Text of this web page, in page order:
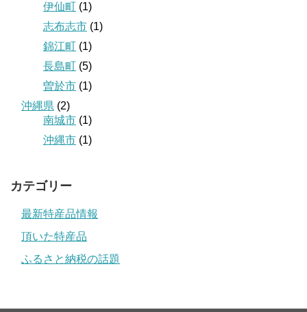
伊仙町 (1)
志布志市 (1)
錦江町 (1)
長島町 (5)
曽於市 (1)
沖縄県 (2)
南城市 (1)
沖縄市 (1)
カテゴリー
最新特産品情報
頂いた特産品
ふるさと納税の話題